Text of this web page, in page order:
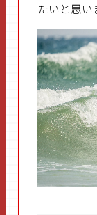
たいと思い